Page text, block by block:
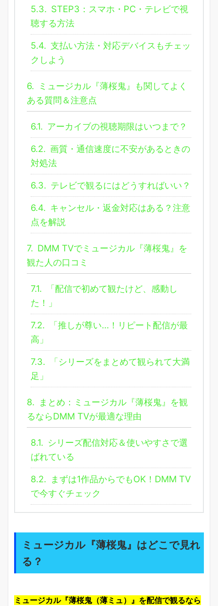
5.3. STEP3：スマホ・PC・テレビで視
聴する方法
5.4. 支払い方法・対応デバイスもチェッ
クしよう
6.
ミュージカル『薄桜鬼』も関してよく
ある質問＆注意点
6.1. アーカイブの視聴期限はいつまで？
6.2. 画質・通信速度に不安があるときの
対処法
6.3. テレビで観るにはどうすればいい？
6.4. キャンセル・返金対応はある？注意
点を解説
7. DMM TVでミュージカル『薄桜鬼』を
観た人の口コミ
7.1.
「配信で初めて観たけど、感動し
た！」
7.2.
「推しが尊い…！リピート配信が最
高」
7.3.
「シリーズをまとめて観られて大満
足」
8.
まとめ：ミュージカル『薄桜鬼』を観
るならDMM TVが最適な理由
8.1. シリーズ配信対応＆使いやすさで選
ばれている
8.2.
まずは1作品からでもOK！DMM TV
で今すぐチェック
ミュージカル『薄桜鬼』はどこで見れ
る？
ミュージカル『薄桜鬼（薄ミュ）』を配信で観るなら